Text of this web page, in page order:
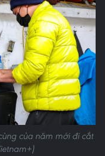
của năm mới đi cắt